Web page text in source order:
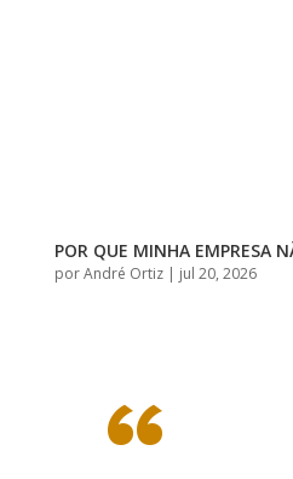
POR QUE MINHA EMPRESA
porAndré Ortiz| jul 20, 2026
“